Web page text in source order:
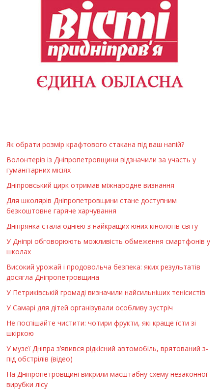
Як обрати розмір крафтового стакана під ваш напій?
Волонтерів із Дніпропетровщини відзначили за участь у
гуманітарних місіях
Дніпровський цирк отримав міжнародне визнання
Для школярів Дніпропетровщини стане доступним
безкоштовне гаряче харчування
Дніпрянка стала однією з найкращих юних кінологів світу
У Дніпрі обговорюють можливість обмеження смартфонів у
школах
Високий урожай і продовольча безпека: яких результатів
досягла Дніпропетровщина
У Петриківській громаді визначили найсильніших тенісистів
У Самарі для дітей організували особливу зустріч
Не поспішайте чистити: чотири фрукти, які краще їсти зі
шкіркою
У музеї Дніпра з’явився рідкісний автомобіль, врятований з-
під обстрілів (відео)
На Дніпропетровщині викрили масштабну схему незаконної
вирубки лісу